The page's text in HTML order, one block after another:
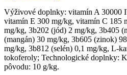
Výživové doplnky: vitamín A 30000
vitamín E 300 mg/kg, vitamín C 185
mg/kg, 3b202 (jód) 2 mg/kg, 3b405
(mangán) 30 mg/kg, 3b605 (zinok)
mg/kg, 3b812 (selén) 0,1 mg/kg, L-
tokoferoly; Technologické doplnky:
pôvodu: 10 g/kg.